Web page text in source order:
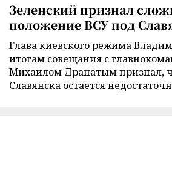
Зеленский признал
положение ВСУ под
Глава киевского режима
итогам совещания с
Михаилом Драпатым признал,
Славянска остается